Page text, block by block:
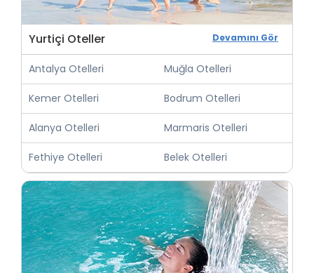
Yurtiçi Oteller Devamını Gör
Antalya Otelleri Muğla Otelleri
Kemer Otelleri Bodrum Otelleri
Alanya Otelleri Marmaris Otelleri
Fethiye Otelleri Belek Otelleri